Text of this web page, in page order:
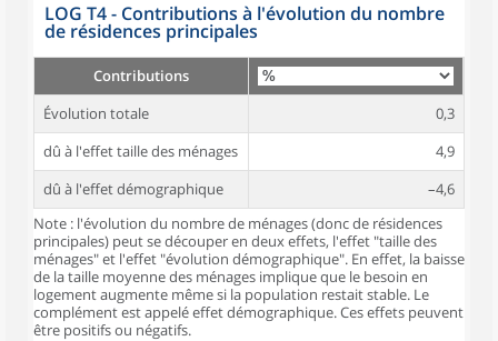
LOG T4 - Contributions à l'évolution du nombre
de résidences principales
Contributions
Évolution totale
0,3
dû à l'effet taille des ménages
4,9
dû à l'effet démographique
–4,6
Note : l'évolution du nombre de ménages (donc de résidences
principales) peut se découper en deux effets, l'effet "taille des
ménages" et l'effet "évolution démographique". En effet, la baisse
de la taille moyenne des ménages implique que le besoin en
logement augmente même si la population restait stable. Le
complément est appelé effet démographique. Ces effets peuvent
être positifs ou négatifs.